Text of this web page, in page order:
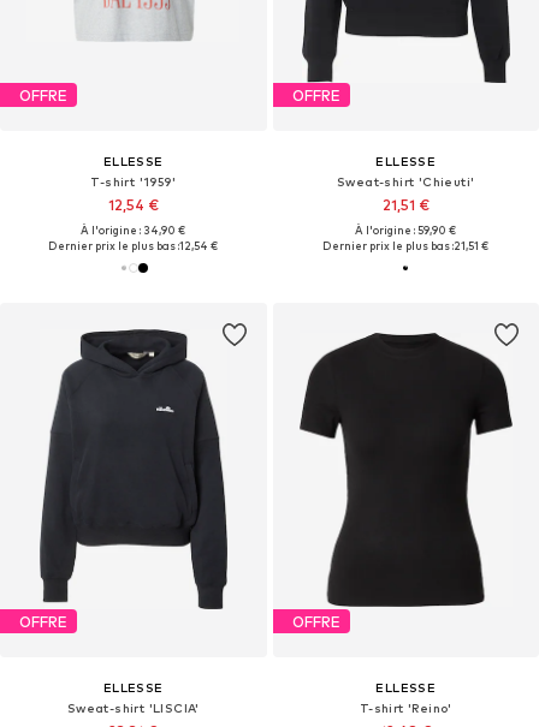
OFFRE
ELLESSE
T-shirt '1959'
12,54 €
À l'origine : 34,90 €
Dernier prix le plus bas :12,54 €
OFFRE
ELLESSE
Sweat-shirt 'Chieuti'
21,51 €
À l'origine : 59,90 €
Dernier prix le plus bas :21,51 €
OFFRE
ELLESSE
Sweat-shirt 'LISCIA'
OFFRE
ELLESSE
T-shirt 'Reino'